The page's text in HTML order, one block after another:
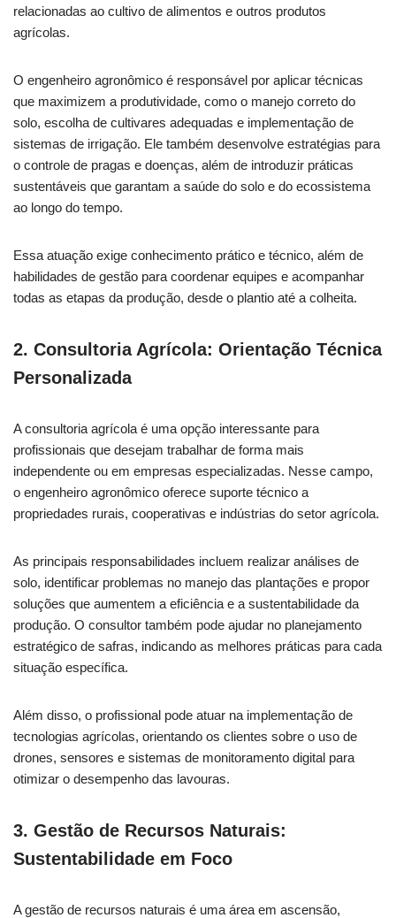
relacionadas ao cultivo de alimentos e outros produtos
agrícolas.
O engenheiro agronômico é responsável por aplicar técnicas
que maximizem a produtividade, como o manejo correto do
solo, escolha de cultivares adequadas e implementação de
sistemas de irrigação. Ele também desenvolve estratégias para
o controle de pragas e doenças, além de introduzir práticas
sustentáveis que garantam a saúde do solo e do ecossistema
ao longo do tempo.
Essa atuação exige conhecimento prático e técnico, além de
habilidades de gestão para coordenar equipes e acompanhar
todas as etapas da produção, desde o plantio até a colheita.
2. Consultoria Agrícola: Orientação Técnica
Personalizada
A consultoria agrícola é uma opção interessante para
profissionais que desejam trabalhar de forma mais
independente ou em empresas especializadas. Nesse campo,
o engenheiro agronômico oferece suporte técnico a
propriedades rurais, cooperativas e indústrias do setor agrícola.
As principais responsabilidades incluem realizar análises de
solo, identificar problemas no manejo das plantações e propor
soluções que aumentem a eficiência e a sustentabilidade da
produção. O consultor também pode ajudar no planejamento
estratégico de safras, indicando as melhores práticas para cada
situação específica.
Além disso, o profissional pode atuar na implementação de
tecnologias agrícolas, orientando os clientes sobre o uso de
drones, sensores e sistemas de monitoramento digital para
otimizar o desempenho das lavouras.
3. Gestão de Recursos Naturais:
Sustentabilidade em Foco
A gestão de recursos naturais é uma área em ascensão,